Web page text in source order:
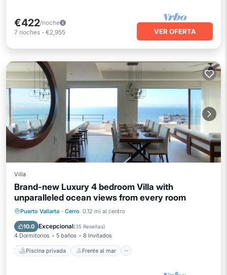
€422/noche
7 noches - €2,955 VER OFERTA
Villa
Brand-new Luxury 4 bedroom Villa with
unparalleled ocean views from every room
Puerto Vallarta · Cerro 0.12 mi al centro
10.0 Excepcional(35 Reseñas)
4 Dormitorios 5 baños 8 Invitados
Piscina privada Frente al mar
Piscina privada
Frente al mar
Aparcamiento